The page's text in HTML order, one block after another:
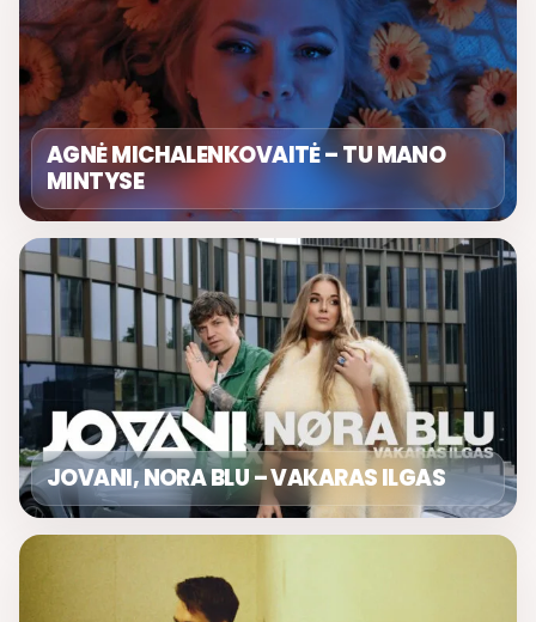
AGNĖ MICHALENKOVAITĖ – TU MANO
MINTYSE
JOVANI, NORA BLU – VAKARAS ILGAS